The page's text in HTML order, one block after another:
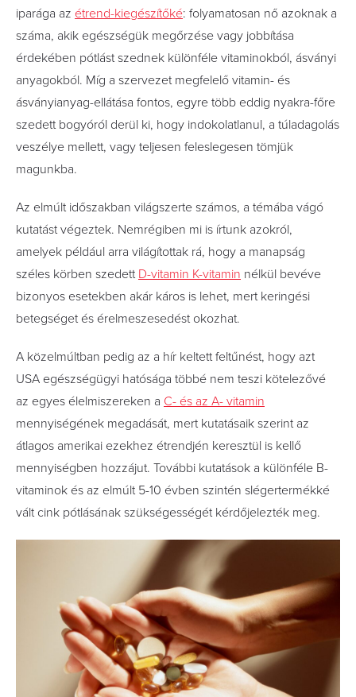
iparága az étrend-kiegészítőké: folyamatosan nő azoknak a
száma, akik egészségük megőrzése vagy jobbítása
érdekében pótlást szednek különféle vitaminokból, ásványi
anyagokból. Míg a szervezet megfelelő vitamin- és
ásványianyag-ellátása fontos, egyre több eddig nyakra-főre
szedett bogyóról derül ki, hogy indokolatlanul, a túladagolás
veszélye mellett, vagy teljesen feleslegesen tömjük
magunkba.
Az elmúlt időszakban világszerte számos, a témába vágó
kutatást végeztek. Nemrégiben mi is írtunk azokról,
amelyek például arra világítottak rá, hogy a manapság
széles körben szedett D-vitamin K-vitamin nélkül bevéve
bizonyos esetekben akár káros is lehet, mert keringési
betegséget és érelmeszesedést okozhat.
A közelmúltban pedig az a hír keltett feltűnést, hogy azt
USA egészségügyi hatósága többé nem teszi kötelezővé
az egyes élelmiszereken a C- és az A- vitamin
mennyiségének megadását, mert kutatásaik szerint az
átlagos amerikai ezekhez étrendjén keresztül is kellő
mennyiségben hozzájut. További kutatások a különféle B-
vitaminok és az elmúlt 5-10 évben szintén slégertermékké
vált cink pótlásának szükségességét kérdőjelezték meg.